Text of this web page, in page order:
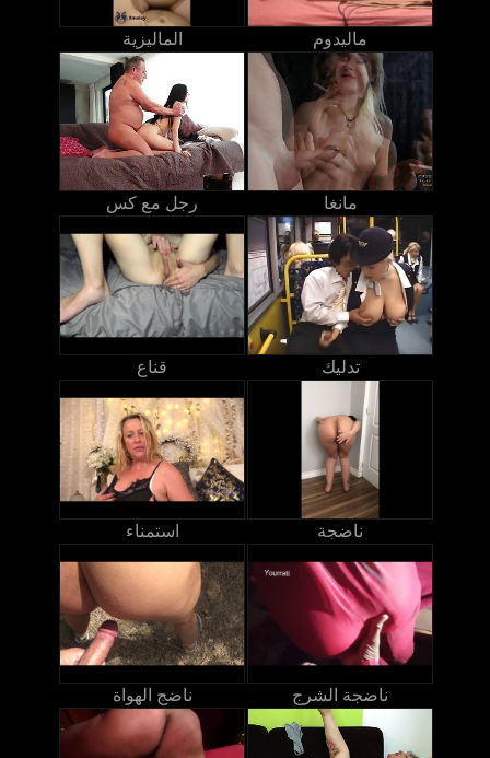
الماليزية ماليدوم
رجل مع كس مانغا
قناع تدليك
استمناء ناضجة
ناضج الهواة ناضجة الشرج